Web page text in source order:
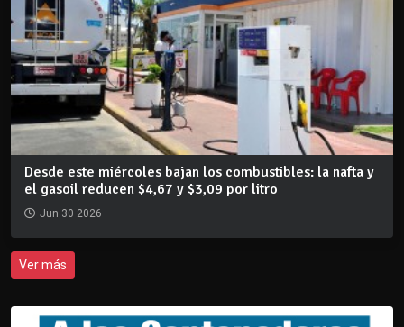
Desde este miércoles bajan los combustibles: la nafta y
el gasoil reducen $4,67 y $3,09 por litro
Jun 30 2026
Ver más